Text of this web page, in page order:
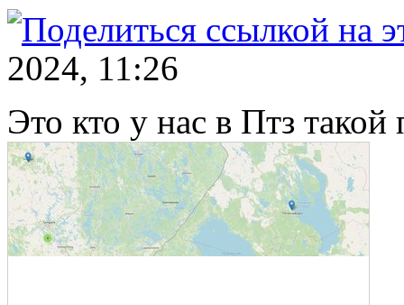
2024, 11:26
Это кто у нас в Птз такой